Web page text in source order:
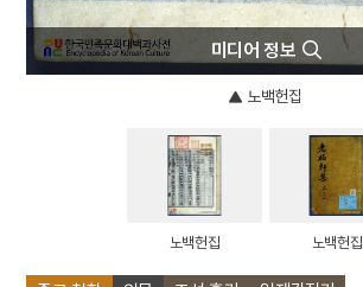
미디어 정보
노백헌집
노백헌집 노백헌집